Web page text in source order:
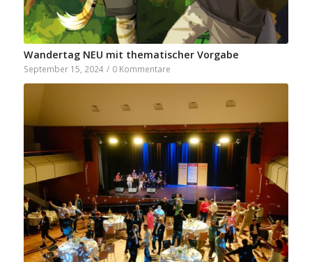
Wandertag NEU mit thematischer Vorgabe
September 15, 2024 / 0 Kommentare